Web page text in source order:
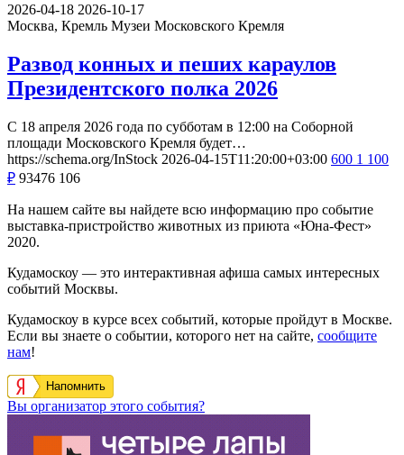
2026-04-18 2026-10-17
Москва, Кремль Музеи Московского Кремля
Развод конных и пеших караулов
Президентского полка 2026
С 18 апреля 2026 года по субботам в 12:00 на Соборной
площади Московского Кремля будет…
https://schema.org/InStock 2026-04-15T11:20:00+03:00 600 1 100
₽ 93476 106
На нашем сайте вы найдете всю информацию про событие
выставка-пристройство животных из приюта «Юна-Фест»
2020.
Кудамоскоу — это интерактивная афиша самых интересных
событий Москвы.
Кудамоскоу в курсе всех событий, которые пройдут в Москве.
Если вы знаете о событии, которого нет на сайте, сообщите
нам!
Напомнить
Вы организатор этого события?